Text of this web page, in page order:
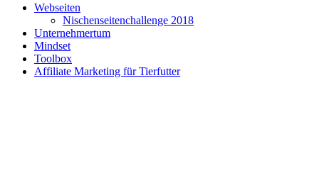
Webseiten
Nischenseitenchallenge 2018
Unternehmertum
Mindset
Toolbox
Affiliate Marketing für Tierfutter